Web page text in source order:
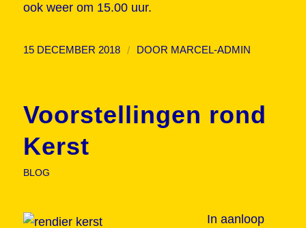
ook weer om 15.00 uur.
15 DECEMBER 2018 / DOOR MARCEL-ADMIN
Voorstellingen rond
Kerst
BLOG
In aanloop